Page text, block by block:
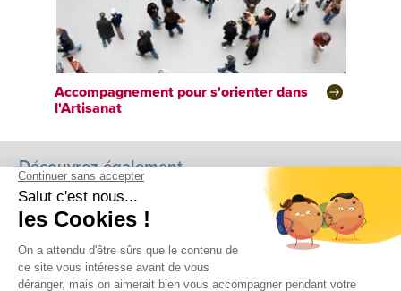
Accompagnement pour s'orienter dans
l'Artisanat
Découvrez également...